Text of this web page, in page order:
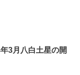
3月八白土星の開